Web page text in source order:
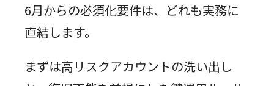
6月からの必須化要件は、どれも実務に
直結します。
まずは高リスクアカウントの洗い出し